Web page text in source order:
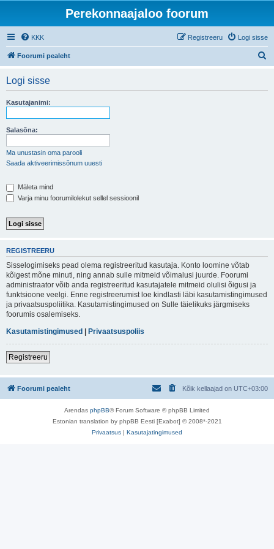
Perekonnaajaloo foorum
KKK Logi sisse
Registreeru
Foorumi pealeht
Logi sisse
Kasutajanimi:
Salasõna:
Ma unustasin oma parooli
Saada aktiveerimissõnum uuesti
Mäleta mind
Varja minu foorumilolekut sellel sessioonil
REGISTREERU
Sisselogimiseks pead olema registreeritud kasutaja. Konto loomine võtab
kõigest mõne minuti, ning annab sulle mitmeid võimalusi juurde. Foorumi
administraator võib anda registreeritud kasutajatele mitmeid olulisi õigusi ja
funktsioone veelgi. Enne registreerumist loe kindlasti läbi kasutamistingimused
ja privaatsuspoliitika. Kasutamistingimused on Sulle täielikuks järgmiseks
foorumis osalemiseks.
Kasutamistingimused | Privaatsuspoliis
Registreeru
Foorumi pealeht Kõik kellaajad on UTC+03:00
Arendas phpBB® Forum Software © phpBB Limited
Estonian translation by phpBB Eesti [Exabot] © 2008*-2021
Privaatsus | Kasutajatingimused